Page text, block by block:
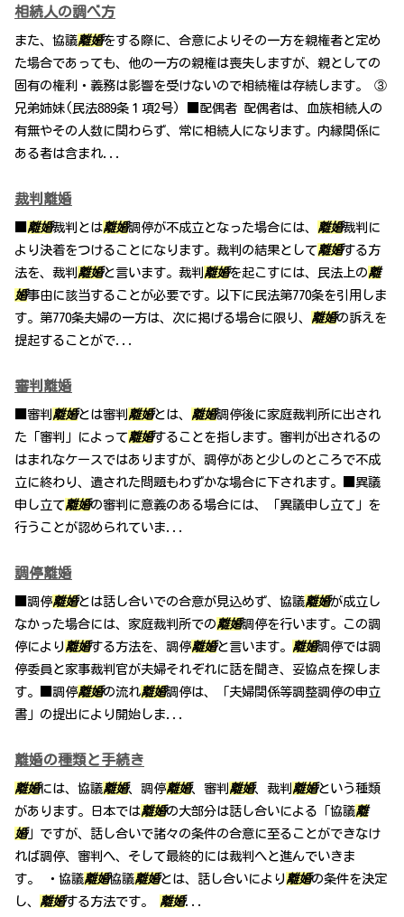
相続人の調べ方
また、協議離婚をする際に、合意によりその一方を親権者と定め
た場合であっても、他の一方の親権は喪失しますが、親としての
固有の権利・義務は影響を受けないので相続権は存続します。 ③
兄弟姉妹(民法889条１項2号) ■配偶者 配偶者は、血族相続人の
有無やその人数に関わらず、常に相続人になります。内縁関係に
ある者は含まれ...
裁判離婚
離婚裁判とは離婚調停が不成立となった場合には、 離婚裁判に
より決着をつけることになります。裁判の結果として離婚する方
法を、裁判 離婚と言います。裁判 離婚を起こすには、民法上の離
婚事由に該当することが必要です。以下に民法第770条を引用しま
す。第770条夫婦の一方は、次に掲げる場合に限り、 離婚の訴えを
提起することがで...
審判離婚
■審判 離婚とは審判 離婚とは、 離婚調停後に家庭裁判所に出され
た「審判」によって離婚することを指します。審判が出されるの
はまれなケースではありますが、調停があと少しのところで不成
立に終わり、遺された問題もわずかな場合に下されます。■異議
申し立て離婚の審判に意義のある場合には、「異議申し立て」を
行うことが認められていま...
調停離婚
■調停離婚とは話し合いでの合意が見込めず、協議離婚が成立し
なかった場合には、家庭裁判所での離婚調停を行います。この調
停により 離婚する方法を、調停離婚と言います。 離婚調停では調
停委員と家事裁判官が夫婦それぞれに話を聞き、妥協点を探しま
す。■調停離婚の流れ離婚調停は、「夫婦関係等調整調停の申立
書」の提出により開始しま...
離婚の種類と手続き
離婚には、協議離婚、調停離婚、審判 離婚、裁判 離婚という種類
があります。日本では離婚の大部分は話し合いによる「協議離
婚」ですが、話し合いで諸々の条件の合意に至ることができなけ
れば調停、審判へ、そして最終的には裁判へと進んでいきま
す。 ・協議離婚協議離婚とは、話し合いにより 離婚の条件を決定
し、 離婚する方法です。 離婚...